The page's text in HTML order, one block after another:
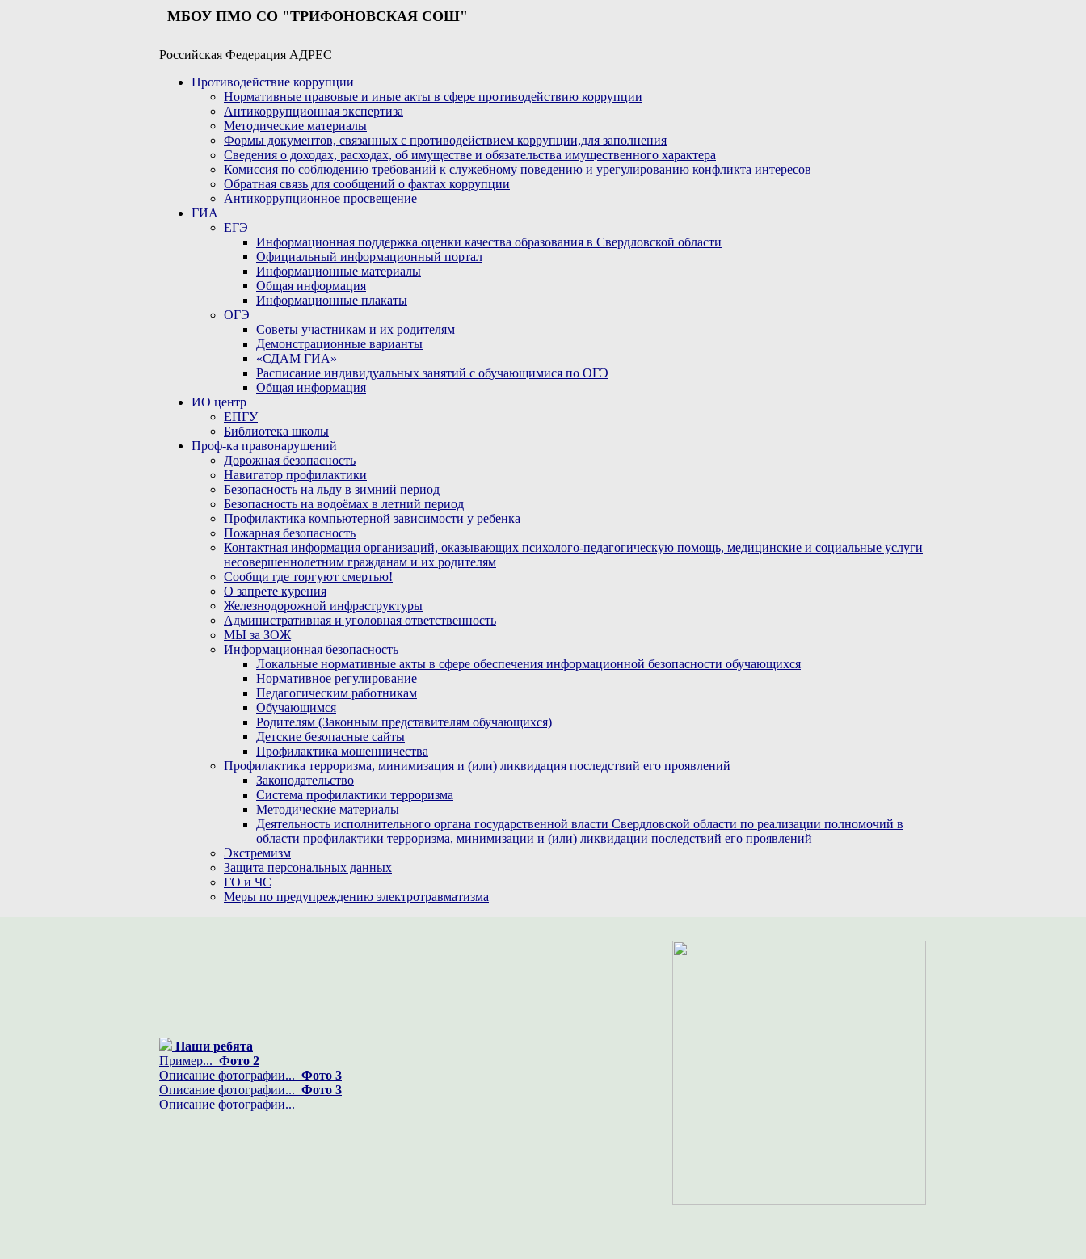
МБОУ ПМО СО "ТРИФОНОВСКАЯ СОШ"
Российская Федерация АДРЕС
Противодействие коррупции
Нормативные правовые и иные акты в сфере противодействию коррупции
Антикоррупционная экспертиза
Методические материалы
Формы документов, связанных с противодействием коррупции,для заполнения
Сведения о доходах, расходах, об имуществе и обязательства имущественного характера
Комиссия по соблюдению требований к служебному поведению и урегулированию конфликта интересов
Обратная связь для сообщений о фактах коррупции
Антикоррупционное просвещение
ГИА
ЕГЭ
Информационная поддержка оценки качества образования в Свердловской области
Официальный информационный портал
Информационные материалы
Общая информация
Информационные плакаты
ОГЭ
Советы участникам и их родителям
Демонстрационные варианты
«СДАМ ГИА»
Расписание индивидуальных занятий с обучающимися по ОГЭ
Общая информация
ИО центр
ЕПГУ
Библиотека школы
Проф-ка правонарушений
Дорожная безопасность
Навигатор профилактики
Безопасность на льду в зимний период
Безопасность на водоёмах в летний период
Профилактика компьютерной зависимости у ребенка
Пожарная безопасность
Контактная информация организаций, оказывающих психолого-педагогическую помощь, медицинские и социальные услуги
несовершеннолетним гражданам и их родителям
Сообщи где торгуют смертью!
О запрете курения
Железнодорожной инфраструктуры
Административная и уголовная ответственность
МЫ за ЗОЖ
Информационная безопасность
Локальные нормативные акты в сфере обеспечения информационной безопасности обучающихся
Нормативное регулирование
Педагогическим работникам
Обучающимся
Родителям (Законным представителям обучающихся)
Детские безопасные сайты
Профилактика мошенничества
Профилактика терроризма, минимизация и (или) ликвидация последствий его проявлений
Законодательство
Система профилактики терроризма
Методические материалы
Деятельность исполнительного органа государственной власти Свердловской области по реализации полномочий в
области профилактики терроризма, минимизации и (или) ликвидации последствий его проявлений
Экстремизм
Защита персональных данных
ГО и ЧС
Меры по предупреждению электротравматизма
Наши ребята
Пример... Фото 2
Описание фотографии... Фото 3
Описание фотографии... Фото 3
Описание фотографии...